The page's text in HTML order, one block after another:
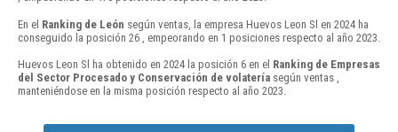
En el Ranking de León según ventas, la empresa Huevos Leon Sl en 2024 ha
conseguido la posición 26 , empeorando en 1 posiciones respecto al año 2023.
Huevos Leon Sl ha obtenido en 2024 la posición 6 en el Ranking de Empresas
del Sector Procesado y Conservación de volatería según ventas ,
manteniéndose en la misma posición respecto al año 2023.